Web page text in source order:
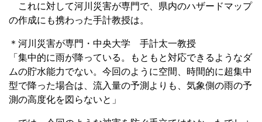
これに対して河川災害が専門で、県内のハザードマップ
の作成にも携わった手計教授は。
＊河川災害が専門・中央大学 手計太一教授
「集中的に雨が降っている。もともと対応できるようなダ
ムの貯水能力でない。今回のように空間、時間的に超集中
型で降った場合は、流入量の予測よりも、気象側の雨の予
測の高度化を図らないと」